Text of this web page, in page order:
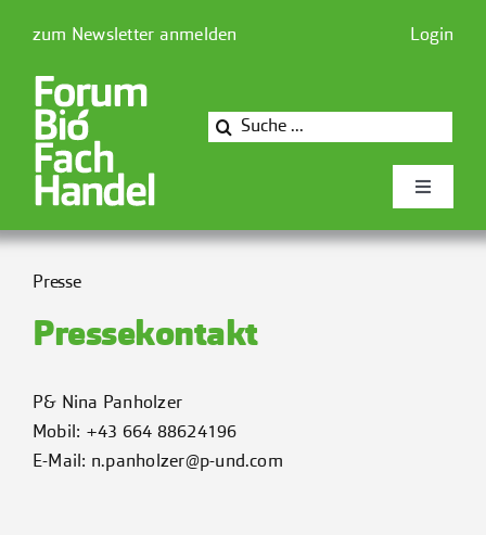
Inhaltzum Newsletter anmelden Login
Suche
Toggle
Forum Biofachhandel
Mitglieder
Presse
Pressekontakt
P& Nina Panholzer
Mobil: +43 664 88624196
E-Mail: n.panholzer@p-und.com